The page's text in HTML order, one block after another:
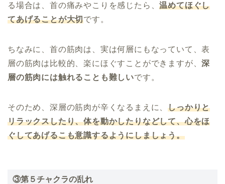
る場合は、首の痛みやこりを感じたら、温めてほぐし
てあげることが大切です。
ちなみに、首の筋肉は、実は何層にもなっていて、表
層の筋肉は比較的、楽にほぐすことができますが、深
層の筋肉には触れることも難しいです。
そのため、深層の筋肉が辛くなるまえに、しっかりと
リラックスしたり、体を動かしたりなどして、心をほ
ぐしてあげるこも意識するようにしましょう。
③第５チャクラの乱れ